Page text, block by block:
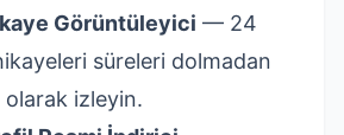
Görüntüleyici — 24
süreleri dolmadan
izleyin.